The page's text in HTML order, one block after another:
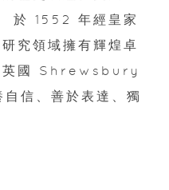
1552 年經皇家
究領域擁有輝煌卓
英國 Shrewsbury
信、善於表達、獨